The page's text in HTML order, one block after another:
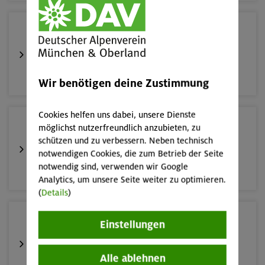
16.08.26
Schnupperkletterkurs indoor
München
19.08.26
Schnupperkletterkurs indoor
München
Bouldern für Einsteiger indoor
Wir benötigen deine Zustimmung
Cookies helfen uns dabei, unsere Dienste
möglichst nutzerfreundlich anzubieten, zu
schützen und zu verbessern. Neben technisch
notwendigen Cookies, die zum Betrieb der Seite
notwendig sind, verwenden wir Google
Analytics, um unsere Seite weiter zu optimieren.
(Details)
Einstellungen
Alle ablehnen